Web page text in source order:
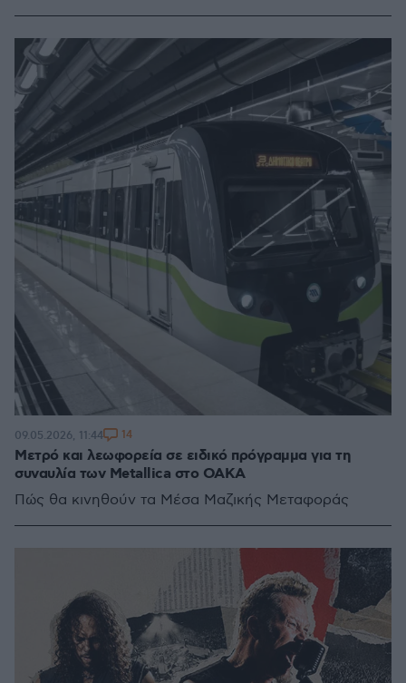
Μετρό και λεωφορεία σε ειδικό πρόγραμμα για τη
συναυλία των Metallica στο ΟΑΚΑ
Πώς θα κινηθούν τα Μέσα Μαζικής Μεταφοράς
09.05.2026, 11:44 14